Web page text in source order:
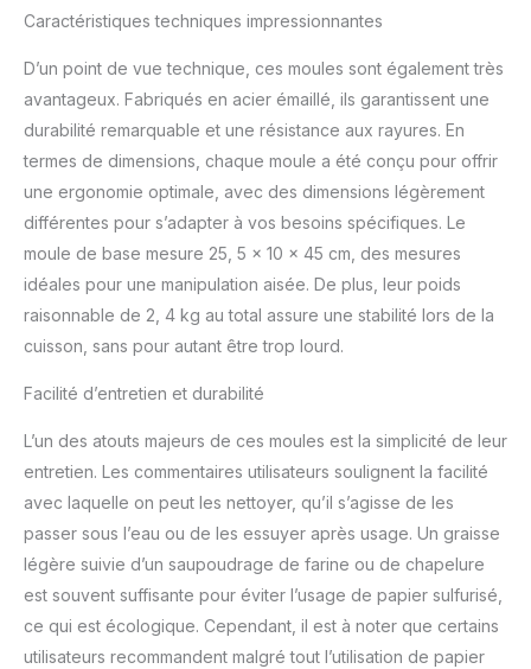
rayures, aux coupures et
DIMENSIONS : Les
moules à cakes
mesurent 30 x 13 x 7,5
cm | 35 x 12,2 x 8,5 cm |
25 x 11 x 7,5 cm, parfaits
pour de merveilleux
cakes apéritifs par
exemple UTILISATION :
Ces moules à pâtisserie
passent au lave-vaisselle
et au four jusqu'à 400°C
afin de laisser votre
faire son travail
Caractéristiques techniques impressionnantes
D’un point de vue technique, ces moules sont également très
avantageux. Fabriqués en acier émaillé, ils garantissent une
durabilité remarquable et une résistance aux rayures. En
termes de dimensions, chaque moule a été conçu pour offrir
une ergonomie optimale, avec des dimensions légèrement
différentes pour s’adapter à vos besoins spécifiques. Le
moule de base mesure 25, 5 x 10 x 45 cm, des mesures
idéales pour une manipulation aisée. De plus, leur poids
raisonnable de 2, 4 kg au total assure une stabilité lors de la
cuisson, sans pour autant être trop lourd.
Facilité d’entretien et durabilité
L’un des atouts majeurs de ces moules est la simplicité de leur
entretien. Les commentaires utilisateurs soulignent la facilité
avec laquelle on peut les nettoyer, qu’il s’agisse de les
passer sous l’eau ou de les essuyer après usage. Un graisse
légère suivie d’un saupoudrage de farine ou de chapelure
est souvent suffisante pour éviter l’usage de papier sulfurisé,
ce qui est écologique. Cependant, il est à noter que certains
utilisateurs recommandent malgré tout l’utilisation de papier